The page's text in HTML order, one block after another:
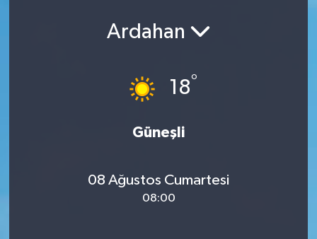
Ardahan
18°
Güneşli
08 Ağustos Cumartesi
08:00